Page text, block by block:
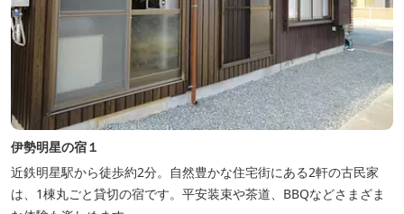
伊勢明星の宿１
近鉄明星駅から徒歩約2分。自然豊かな住宅街にある2軒の古民家
は、1棟丸ごと貸切の宿です。平安装束や茶道、BBQなどさまざま